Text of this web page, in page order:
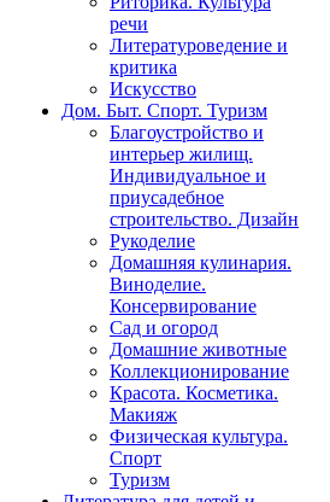
речи
Литературоведение и
критика
Искусство
Дом. Быт. Спорт. Туризм
Благоустройство и
интерьер жилищ.
Индивидуальное и
приусадебное
строительство. Дизайн
Рукоделие
Домашняя кулинария.
Виноделие.
Консервирование
Сад и огород
Домашние животные
Коллекционирование
Красота. Косметика.
Макияж
Физическая культура.
Спорт
Туризм